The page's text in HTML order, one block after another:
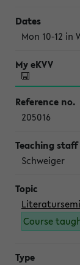
Mon 10-12 in
205016
Schweiger
Course